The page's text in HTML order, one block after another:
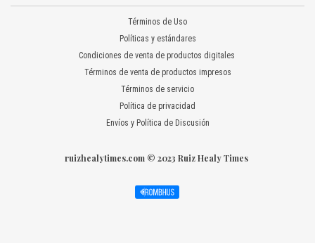
Términos de Uso
Políticas y estándares
Condiciones de venta de productos digitales
Términos de venta de productos impresos
Términos de servicio
Política de privacidad
Envíos y Política de Discusión
ruizhealytimes.com © 2023 Ruiz Healy Times